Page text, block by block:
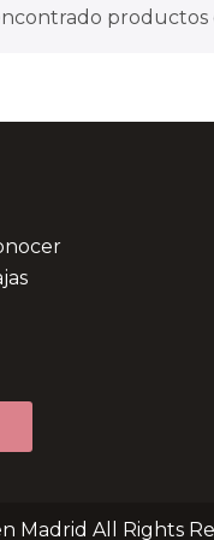
Madrid All Rights